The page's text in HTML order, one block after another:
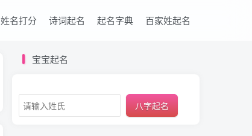
姓名打分 诗词起名 起名字典 百家姓起名
宝宝起名
八字起名